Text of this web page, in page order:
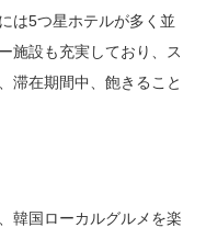
は5つ星ホテルが多く並
施設も充実しており、ス
滞在期間中、飽きること
韓国ローカルグルメを楽